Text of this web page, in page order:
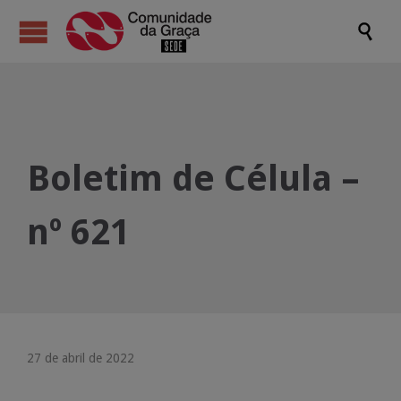

Boletim de Célula –
nº 621
27 de abril de 2022